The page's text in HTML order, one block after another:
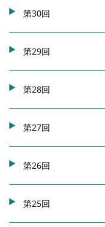
第30回
第29回
第28回
第27回
第26回
第25回